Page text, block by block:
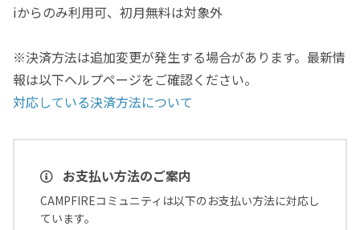
iからのみ利用可、初月無料は対象外
※決済方法は追加変更が発生する場合があります。最新情
報は以下ヘルプページをご確認ください。
対応している決済方法について
お支払い方法のご案内
CAMPFIREコミュニティは以下のお支払い方法に対応し
ています。